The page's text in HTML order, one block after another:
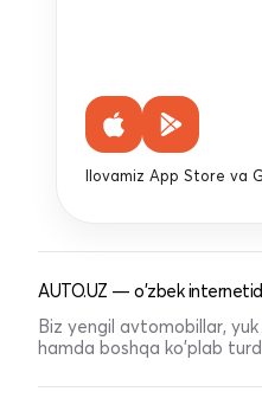
Ilovamiz App Store va
AUTO.UZ — o'zbek
Biz yengil avtomobillar,
hamda boshqa ko'plab